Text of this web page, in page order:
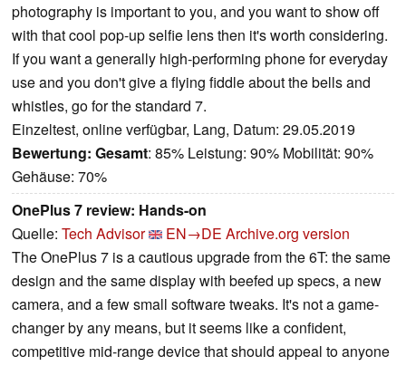
photography is important to you, and you want to show off
with that cool pop-up selfie lens then it's worth considering.
If you want a generally high-performing phone for everyday
use and you don't give a flying fiddle about the bells and
whistles, go for the standard 7.
Einzeltest, online verfügbar, Lang, Datum: 29.05.2019
Bewertung: Gesamt: 85% Leistung: 90% Mobilität: 90%
Gehäuse: 70%
OnePlus 7 review: Hands-on
Quelle: Tech Advisor EN→DE Archive.org version
The OnePlus 7 is a cautious upgrade from the 6T: the same
design and the same display with beefed up specs, a new
camera, and a few small software tweaks. It's not a game-
changer by any means, but it seems like a confident,
competitive mid-range device that should appeal to anyone